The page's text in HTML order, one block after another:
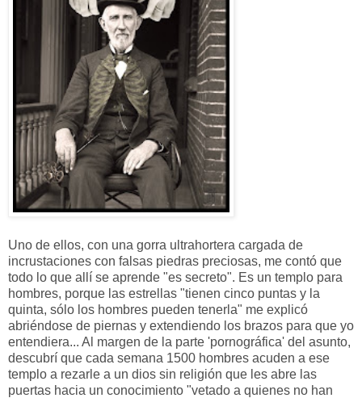
Uno de ellos, con una gorra ultrahortera cargada de
incrustaciones con falsas piedras preciosas, me contó que
todo lo que allí se aprende "es secreto". Es un templo para
hombres, porque las estrellas "tienen cinco puntas y la
quinta, sólo los hombres pueden tenerla" me explicó
abriéndose de piernas y extendiendo los brazos para que yo
entendiera... Al margen de la parte 'pornográfica' del asunto,
descubrí que cada semana 1500 hombres acuden a ese
templo a rezarle a un dios sin religión que les abre las
puertas hacia un conocimiento "vetado a quienes no han